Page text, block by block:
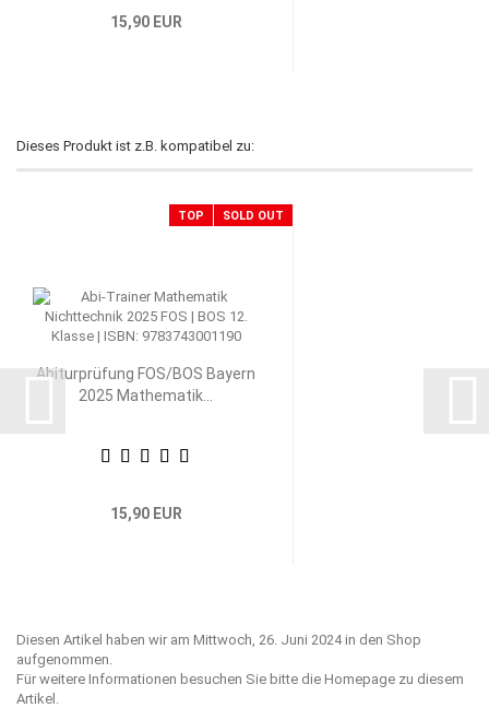
15,90 EUR
Dieses Produkt ist z.B. kompatibel zu:
TOP SOLD OUT
Abiturprüfung FOS/BOS Bayern
2025 Mathematik...
15,90 EUR
Diesen Artikel haben wir am Mittwoch, 26. Juni 2024 in den Shop
aufgenommen.
Für weitere Informationen besuchen Sie bitte die Homepage zu diesem
Artikel.